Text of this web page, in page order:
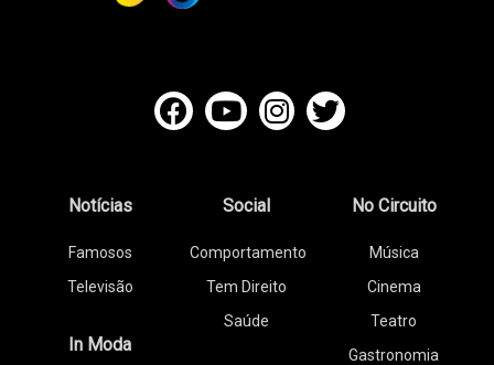
Notícias
Famosos
Televisão
In Moda
Social
Comportamento
Tem Direito
Saúde
No Circuito
Música
Cinema
Teatro
Gastronomia